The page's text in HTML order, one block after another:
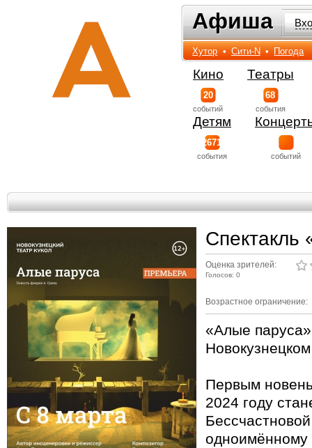
Афиша
Афиша
Хутор • Сити-N • Погода
Кино
20
событий
Театры
68
события
Детям
2671
события событий
Спектакль
Оценка зрителей:
Голосов: 0
Возрастное ограничение:
«Алые
Первым
2024 году
одноимённому